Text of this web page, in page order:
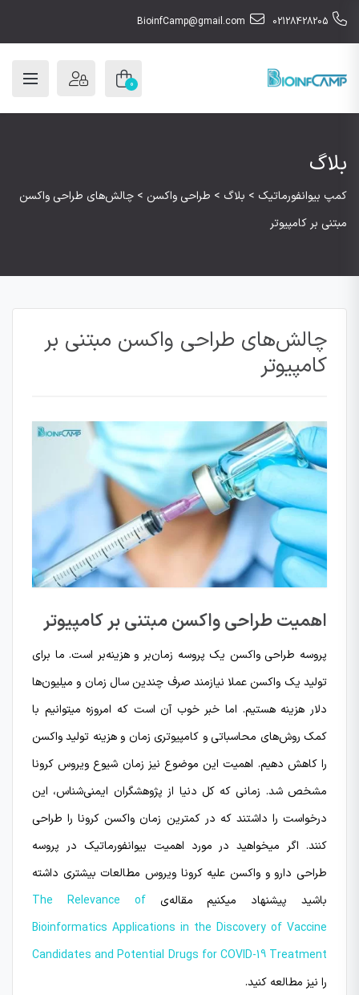
02128428205
BioinfCamp@gmail.com
0
بلاگ
کمپ بیوانفورماتیک > بلاگ > طراحی واکسن > چالش‌های طراحی واکسن
مبتنی بر کامپیوتر
چالش‌های طراحی واکسن مبتنی بر
کامپیوتر
اهمیت طراحی واکسن مبتنی بر کامپیوتر
پروسه طراحی واکسن یک پروسه زمان‌بر و هزینه‌بر است. ما برای
تولید یک واکسن عملا نیازمند صرف چندین سال زمان و میلیون‌ها
دلار هزینه هستیم. اما خبر خوب آن است که امروزه میتوانیم با
کمک روش‌های محاسباتی و کامپیوتری زمان و هزینه تولید واکسن
را کاهش دهیم. اهمیت این موضوع نیز زمان شیوع ویروس کرونا
مشخص شد. زمانی که کل دنیا از پژوهشگران ایمنی‌شناس، این
درخواست را داشتند که در کمترین زمان واکسن کرونا را طراحی
کنند. اگر میخواهید در مورد اهمیت بیوانفورماتیک در پروسه
طراحی دارو و واکسن علیه کرونا ویروس مطالعات بیشتری داشته
باشید پیشنهاد میکنیم مقاله‌یThe Relevance of
Bioinformatics Applications in the Discovery of Vaccine
Candidates and Potential Drugs for COVID-19 Treatment
را نیز مطالعه کنید.